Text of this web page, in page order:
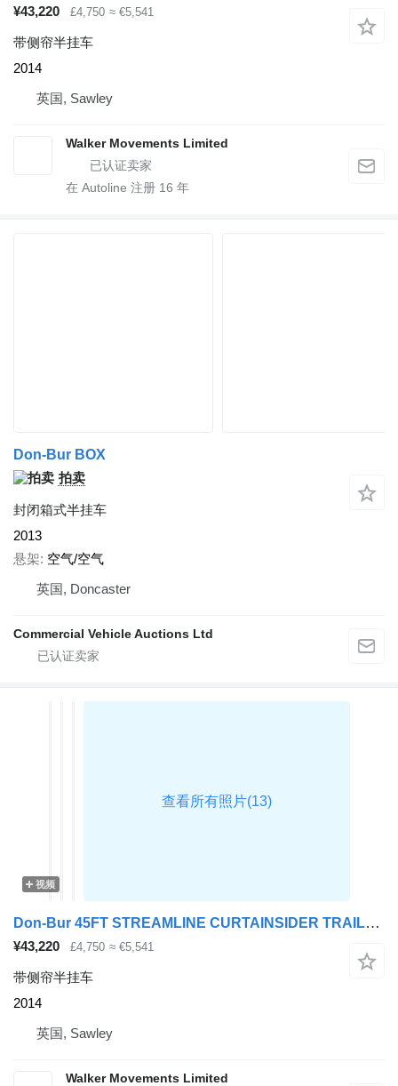
¥43,220 £4,750 ≈ €5,541
带侧帘半挂车
2014
英国, Sawley
Walker Movements Limited
在 Autoline 注册 16 年
Don-Bur BOX
拍卖
封闭箱式半挂车
2013
悬架 空气/空气
英国, Doncaster
Commercial Vehicle Auctions Ltd
视频
Don-Bur 45FT STREAMLINE CURTAINSIDER TRAILER – 2014 – C383906
¥43,220 £4,750 ≈ €5,541
带侧帘半挂车
2014
英国, Sawley
Walker Movements Limited